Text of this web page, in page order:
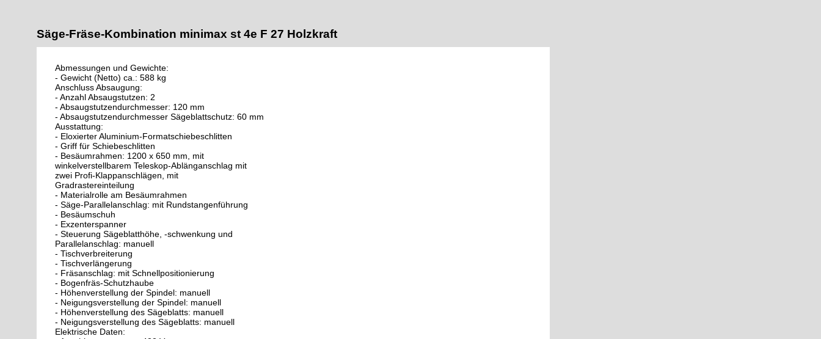
Säge-Fräse-Kombination minimax st 4e F 27 Holzkraft
Abmessungen und Gewichte:
- Gewicht (Netto) ca.: 588 kg
Anschluss Absaugung:
- Anzahl Absaugstutzen: 2
- Absaugstutzendurchmesser: 120 mm
- Absaugstutzendurchmesser Sägeblattschutz: 60 mm
Ausstattung:
- Eloxierter Aluminium-Formatschiebeschlitten
- Griff für Schiebeschlitten
- Besäumrahmen: 1200 x 650 mm, mit
winkel­verstellbarem Teleskop-Ablänganschlag mit
zwei Profi-Klappanschlägen, mit
Gradrastereinteilung
- Materialrolle am Besäumrahmen
- Säge-Parallelanschlag: mit Rundstangenführung
- Besäumschuh
- Exzenterspanner
- Steuerung Sägeblatthöhe, -schwenkung und
Parallelanschlag: manuell
- Tischverbreiterung
- Tischverlängerung
- Fräsanschlag: mit Schnellpositionierung
- Bogenfräs-Schutzhaube
- Höhenverstellung der Spindel: manuell
- Neigungsverstellung der Spindel: manuell
- Höhenverstellung des Sägeblatts: manuell
- Neigungsverstellung des Sägeblatts: manuell
Elektrische Daten: